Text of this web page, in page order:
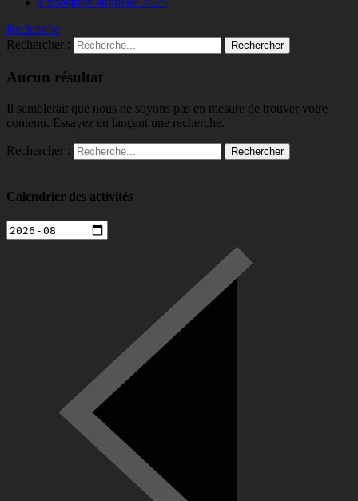
Recherche
Rechercher :
Aucun résultat
Il semblerait que nous ne soyons pas en mesure de trouver votre
contenu. Essayez en lançant une recherche.
Rechercher :
Calendrier des activités